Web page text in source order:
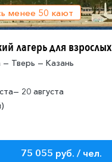
менее 50 кают
лагерь для взрослых
— Тверь — Казань
20 августа
75 055 руб. / чел.